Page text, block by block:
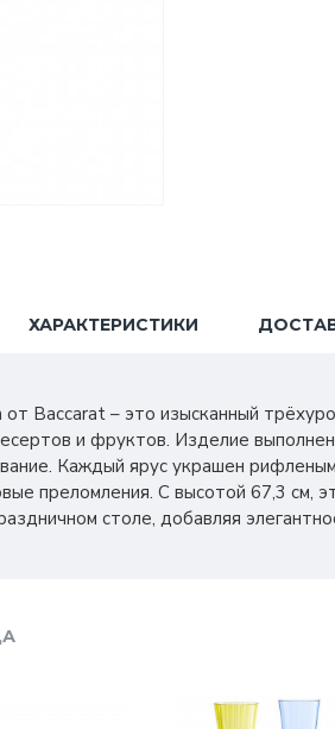
ХАРАКТЕРИСТИКИ
Baccarat – это изысканный
и фруктов. Изделие
Каждый ярус украшен
преломления. С высотой 67,3 см,
столе, добавляя